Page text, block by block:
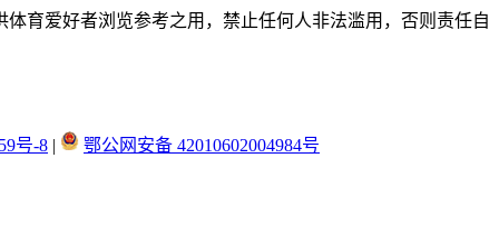
育爱好者浏览参考之用，禁止任何人非法滥用，否则责任自
号-8 | 鄂公网安备 42010602004984号